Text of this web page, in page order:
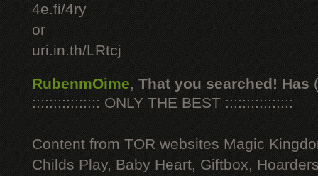
4e.fi/4ry
or
uri.in.th/LRtcj
RubenmOime, That you searched! Has
:::::::::::::::: ONLY THE BEST ::::::::::::::::
Content from TOR websites Magic
Childs Play, Baby Heart, Giftbox,